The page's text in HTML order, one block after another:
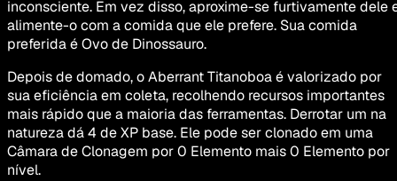
inconsciente. Em vez disso, aproxime-se furtivamente dele
alimente-o com a comida que ele prefere. Sua comida
preferida é Ovo de Dinossauro.
Depois de domado, o Aberrant Titanoboa é valorizado por
sua eficiência em coleta, recolhendo recursos importantes
mais rápido que a maioria das ferramentas. Derrotar um na
natureza dá 4 de XP base. Ele pode ser clonado em uma
Câmara de Clonagem por 0 Elemento mais 0 Elemento por
nível.